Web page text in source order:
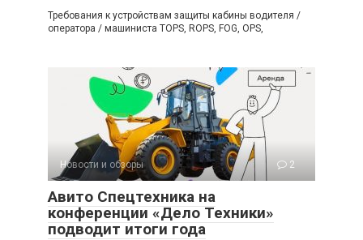
Требования к устройствам защиты кабины водителя /
оператора / машиниста TOPS, ROPS, FOG, OPS,
Новости и обзоры 2
Авито Спецтехника на
конференции «Дело Техники»
подводит итоги года